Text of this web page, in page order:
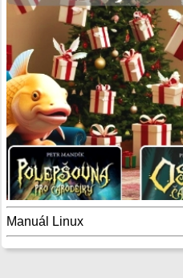
Manuál Linux